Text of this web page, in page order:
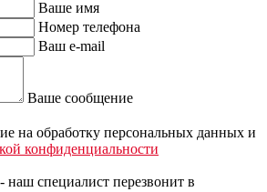
Ваше имя
Номер телефона
Ваш e-mail
Ваше сообщение
на обработку персональных данных и
конфиденциальности
наш специалист перезвонит в